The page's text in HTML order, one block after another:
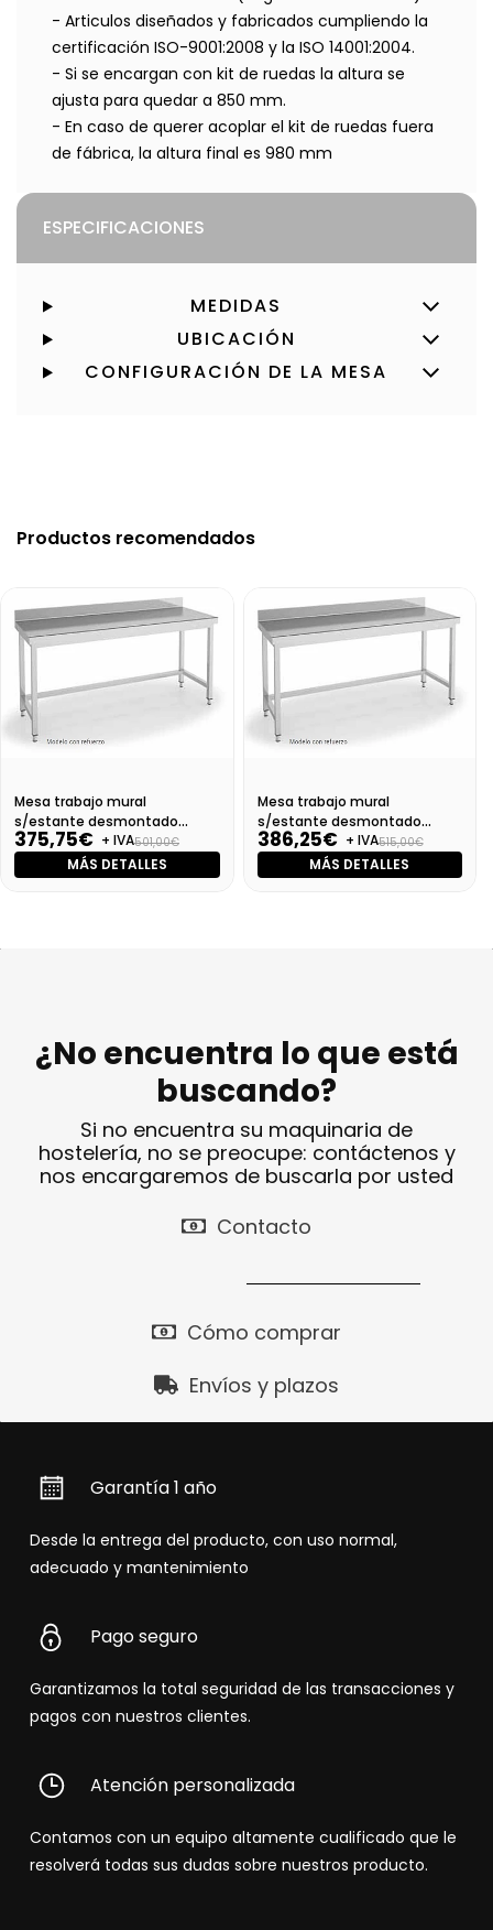
- Articulos diseñados y fabricados cumpliendo la
certificación ISO-9001:2008 y la ISO 14001:2004.
- Si se encargan con kit de ruedas la altura se
ajusta para quedar a 850 mm.
- En caso de querer acoplar el kit de ruedas fuera
de fábrica, la altura final es 980 mm
ESPECIFICACIONES
MEDIDAS
UBICACIÓN
CONFIGURACIÓN DE LA MESA
Productos recomendados
Mesa trabajo mural
s/estante desmontado
Dim:1000X700X850
375,75€ + IVA501,00€
MÁS DETALLES
Mesa trabajo mural
s/estante desmontado
Dim:1100X700X850 Mm
386,25€ + IVA515,00€
MÁS DETALLES
¿No encuentra lo que está
buscando?
Si no encuentra su maquinaria de
hostelería, no se preocupe: contáctenos y
nos encargaremos de buscarla por usted
Contacto
Cómo comprar
Envíos y plazos
Garantía 1 año
Desde la entrega del producto, con uso normal,
adecuado y mantenimiento
Pago seguro
Garantizamos la total seguridad de las transacciones y
pagos con nuestros clientes.
Atención personalizada
Contamos con un equipo altamente cualificado que le
resolverá todas sus dudas sobre nuestros producto.